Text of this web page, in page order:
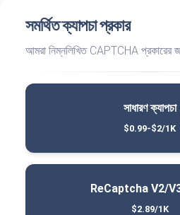
সমর্থিত ক্যাপচা প্রকার
আমরা নিম্নলিখিত CAPTCHA প্রকারের
সাধারণ ক্যাপচা
$0.99-$2/1K
ReCaptcha V2/
$2.89/1K